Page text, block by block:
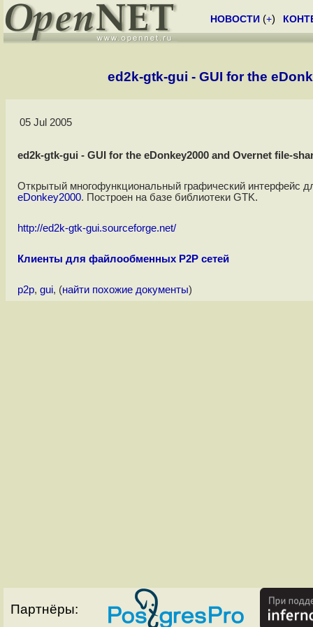
НОВОСТИ (+)
ed2k-gtk-gui - GUI for the
05 Jul 2005
ed2k-gtk-gui - GUI for the eDonkey2000 and Overnet file-
Открытый многофункциональный графический интерфейс
eDonkey2000. Построен на базе библиотеки GTK.
http://ed2k-gtk-gui.sourceforge.net/
Клиенты для файлообменных P2P сетей
p2p, gui, (найти похожие документы)
Партнёры: